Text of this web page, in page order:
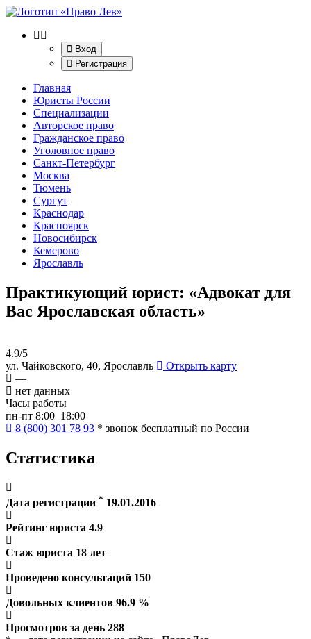
Вход
Регистрация
Главная
Юристы России
Специализации
Авторское право
Гражданское право
Уголовное право
Санкт-Петербург
Москва
Тюмень
Сургут
Краснодар
Красноярск
Новосибирск
Кемерово
Ярославль
Практикующий юрист: «Адвокат для
Вас Ярославская область»
4.9/5
ул. Чайковского, 40, Ярославль
Открыть карту
—
нет данных
Часы работы
пн-пт 8:00–18:00
8 (800) 301 78 93 * звонок бесплатный по России
Статистика
Дата регистрации * 19.01.2016
Рейтинг юриста 4.9
Стаж юриста 18 лет
Проведено консультаций 150
Довольных клиентов 96.9 %
Просмотров за день 288